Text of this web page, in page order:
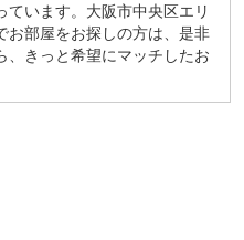
ています。大阪市中央区エリ
お部屋をお探しの方は、是非
、きっと希望にマッチしたお